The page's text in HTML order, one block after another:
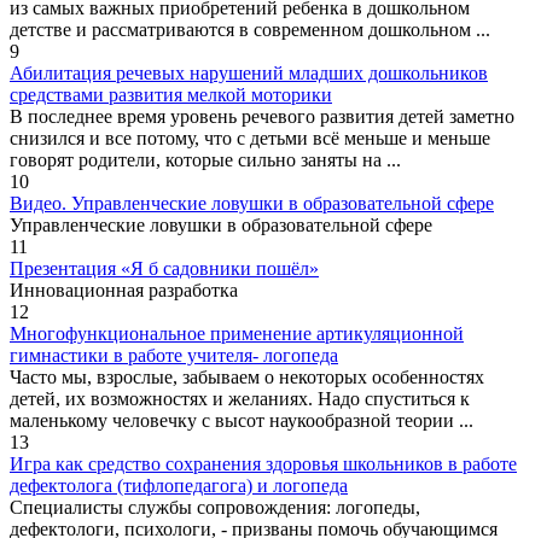
из самых важных приобретений ребенка в дошкольном
детстве и рассматриваются в современном дошкольном ...
9
Абилитация речевых нарушений младших дошкольников
средствами развития мелкой моторики
В последнее время уровень речевого развития детей заметно
снизился и все потому, что с детьми всё меньше и меньше
говорят родители, которые сильно заняты на ...
10
Видео. Управленческие ловушки в образовательной сфере
Управленческие ловушки в образовательной сфере
11
Презентация «Я б садовники пошёл»
Инновационная разработка
12
Многофункциональное применение артикуляционной
гимнастики в работе учителя- логопеда
Часто мы, взрослые, забываем о некоторых особенностях
детей, их возможностях и желаниях. Надо спуститься к
маленькому человечку с высот наукообразной теории ...
13
Игра как средство сохранения здоровья школьников в работе
дефектолога (тифлопедагога) и логопеда
Специалисты службы сопровождения: логопеды,
дефектологи, психологи, - призваны помочь обучающимся